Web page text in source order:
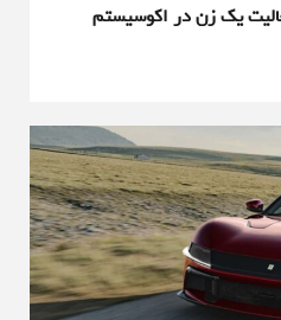
یک زن در اکوسیستم